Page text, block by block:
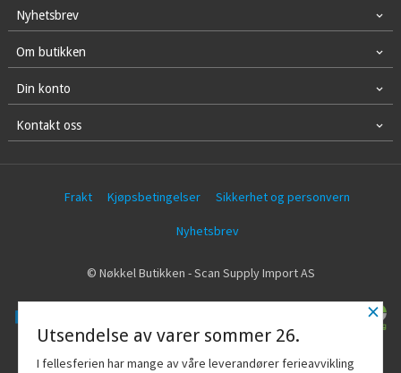
Nyhetsbrev
Om butikken
Din konto
Kontakt oss
Frakt Kjøpsbetingelser Sikkerhet og personvern
Nyhetsbrev
© Nøkkel Butikken - Scan Supply Import AS
Vår nettbutikk bruker cookies slik at du
×
Utsendelse av varer sommer 26.
I fellesferien har mange av våre leverandører ferieavvikling